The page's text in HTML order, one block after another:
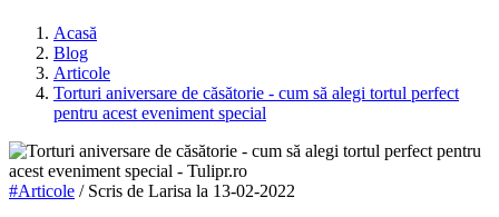
Acasă
Blog
Articole
Torturi aniversare de căsătorie - cum să alegi tortul perfect
pentru acest eveniment special
#Articole / Scris de Larisa la 13-02-2022